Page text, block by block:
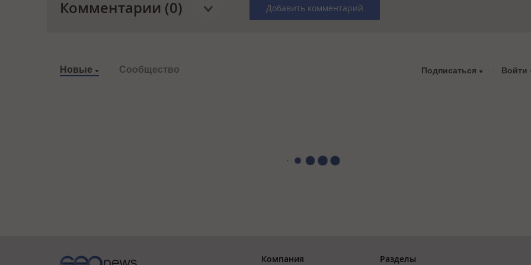
Комментарии (0) Добавить комментарий
Новые Сообщество Подписаться Войти
Компания Разделы